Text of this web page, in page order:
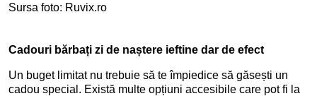
Sursa foto: Ruvix.ro
Cadouri bărbați zi de naștere ieftine dar de efect
Un buget limitat nu trebuie să te împiedice să găsești un
cadou special. Există multe opțiuni accesibile care pot fi la